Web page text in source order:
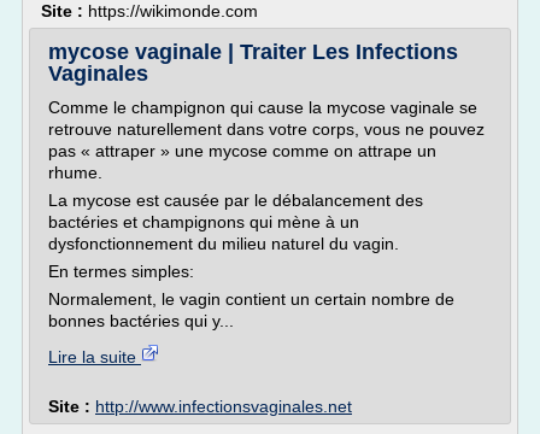
Site : https://wikimonde.com
mycose vaginale | Traiter Les Infections
Vaginales
Comme le champignon qui cause la mycose vaginale se
retrouve naturellement dans votre corps, vous ne pouvez
pas « attraper » une mycose comme on attrape un
rhume.
La mycose est causée par le débalancement des
bactéries et champignons qui mène à un
dysfonctionnement du milieu naturel du vagin.
En termes simples:
Normalement, le vagin contient un certain nombre de
bonnes bactéries qui y...
Lire la suite
Site : http://www.infectionsvaginales.net